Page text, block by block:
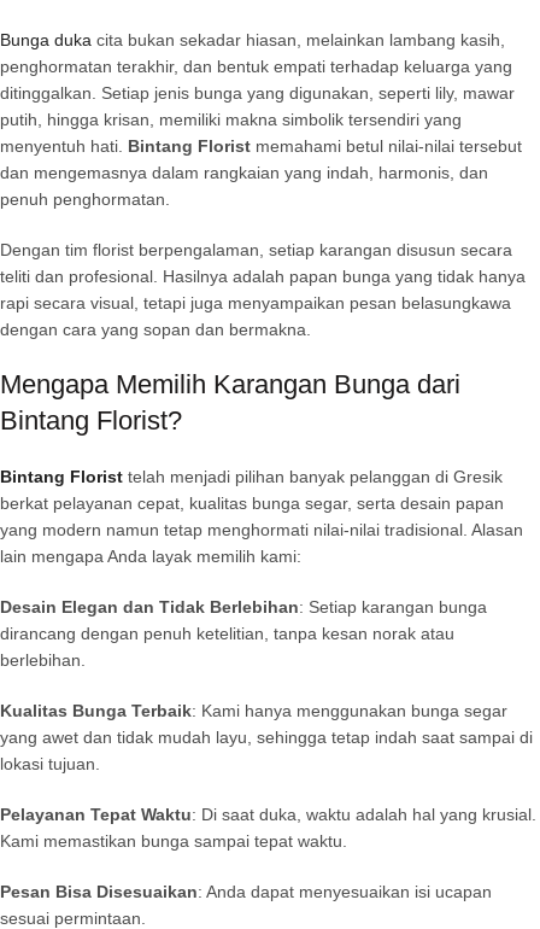
Bunga duka cita bukan sekadar hiasan, melainkan lambang kasih,
penghormatan terakhir, dan bentuk empati terhadap keluarga yang
ditinggalkan. Setiap jenis bunga yang digunakan, seperti lily, mawar
putih, hingga krisan, memiliki makna simbolik tersendiri yang
menyentuh hati. Bintang Florist memahami betul nilai-nilai tersebut
dan mengemasnya dalam rangkaian yang indah, harmonis, dan
penuh penghormatan.
Dengan tim florist berpengalaman, setiap karangan disusun secara
teliti dan profesional. Hasilnya adalah papan bunga yang tidak hanya
rapi secara visual, tetapi juga menyampaikan pesan belasungkawa
dengan cara yang sopan dan bermakna.
Mengapa Memilih Karangan Bunga dari
Bintang Florist?
Bintang Florist telah menjadi pilihan banyak pelanggan di Gresik
berkat pelayanan cepat, kualitas bunga segar, serta desain papan
yang modern namun tetap menghormati nilai-nilai tradisional. Alasan
lain mengapa Anda layak memilih kami:
Desain Elegan dan Tidak Berlebihan: Setiap karangan bunga
dirancang dengan penuh ketelitian, tanpa kesan norak atau
berlebihan.
Kualitas Bunga Terbaik: Kami hanya menggunakan bunga segar
yang awet dan tidak mudah layu, sehingga tetap indah saat sampai di
lokasi tujuan.
Pelayanan Tepat Waktu: Di saat duka, waktu adalah hal yang krusial.
Kami memastikan bunga sampai tepat waktu.
Pesan Bisa Disesuaikan: Anda dapat menyesuaikan isi ucapan
sesuai permintaan.